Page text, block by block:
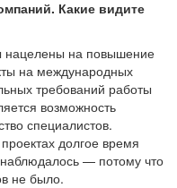
Какие видите
на повышение
на международных
требований работы
возможность
специалистов.
долгое время
— потому что
не было.